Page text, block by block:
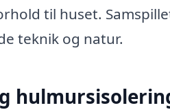
til huset.
teknik og natur.